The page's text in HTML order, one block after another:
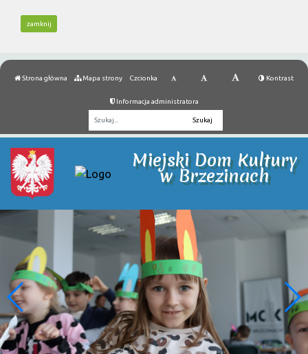
zamknij
Strona główna Mapa strony Czcionka Kontrast
Informacja administratora
Miejski Dom Kultury
w Brzezinach